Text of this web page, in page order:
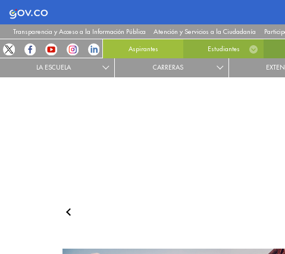
Logo Gobierno de Colombia
Transparencia y Acceso a la Información Pública Atención y Servicios a la Ciudadanía
Aspirantes Estudiantes
LA ESCUELA CARRERAS